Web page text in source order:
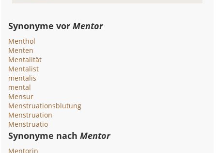
Synonyme vorMentor
Menthol
Menten
Mentalität
Mentalist
mentalis
mental
Mensur
Menstruationsblutung
Menstruation
Menstruatio
Synonyme nachMentor
Mentorin